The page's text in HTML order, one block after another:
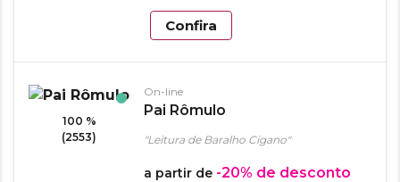
Confira
100 %
(2553)
On-line
Pai Rômulo
"Leitura de Baralho Cigano"
a partir de -20% de desconto